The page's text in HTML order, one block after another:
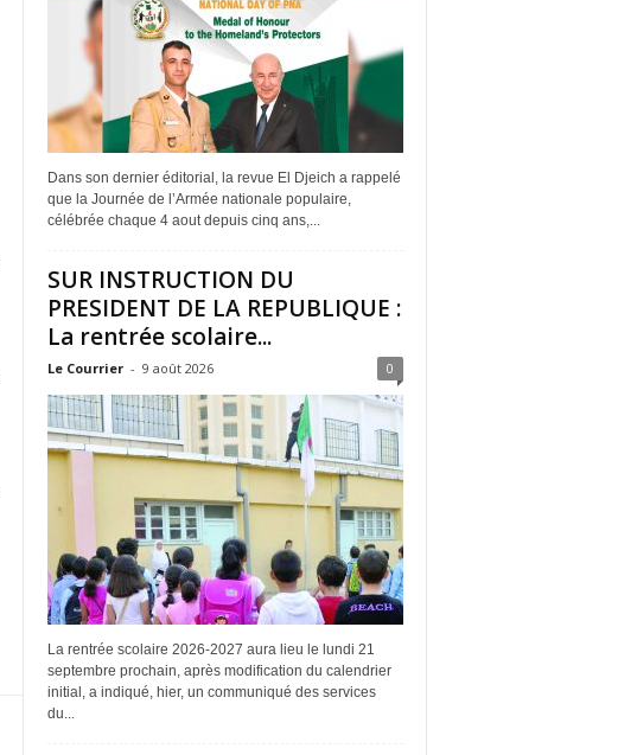
Dans son dernier éditorial, la revue El Djeich a rappelé
que la Journée de l’Armée nationale populaire,
célébrée chaque 4 aout depuis cinq ans,...
SUR INSTRUCTION DU
PRESIDENT DE LA REPUBLIQUE :
La rentrée scolaire...
Le Courrier - 9 août 2026 0
La rentrée scolaire 2026-2027 aura lieu le lundi 21
septembre prochain, après modification du calendrier
initial, a indiqué, hier, un communiqué des services
du...